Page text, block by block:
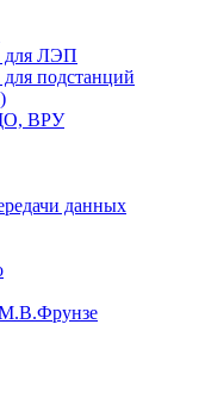
для ЛЭП
подстанций
ВРУ
данных